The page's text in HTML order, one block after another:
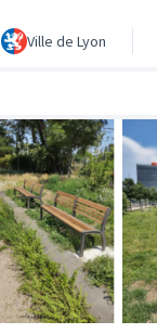
Ville de Lyon